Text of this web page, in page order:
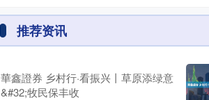
推荐资讯
華鑫證券 乡村行·看振兴丨草原添绿意
&#32;牧民保丰收